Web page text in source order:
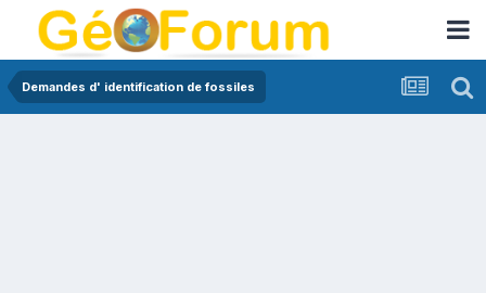
Demandes d' identification de fossiles